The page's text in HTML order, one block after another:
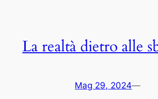
La realtà dietro alle
Mag 29, 2024—